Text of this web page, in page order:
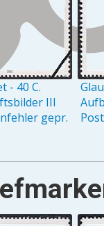
- 40 C.
III
gepr.